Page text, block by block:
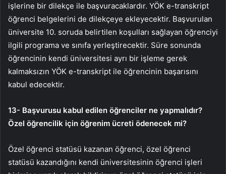
işlerine bir dilekçe ile başvuracaklardır. YÖK e-transkript
öğrenci belgelerini de dilekçeye ekleyecektir. Başvurulan
üniversite 10. soruda belirtilen koşulları sağlayan öğrenciyi
ilgili programa ve sınıfa yerleştirecektir. Süre sonunda
öğrencinin kendi üniversitesi ayrı bir işleme gerek
kalmaksızın YÖK e-transkript ile öğrencinin başarısını
kabul edecektir.
13- Başvurusu kabul edilen öğrenciler ne yapmalıdır?
Özel öğrencilik için öğrenim ücreti ödenecek mi?
Özel öğrenci statüsü kazanan öğrenci, özel öğrenci
statüsü kazandığını kendi üniversitesinin öğrenci işleri